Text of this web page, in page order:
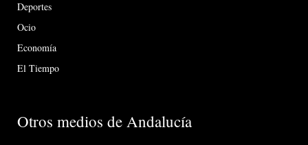
Deportes
Ocio
Economía
El Tiempo
Otros medios de Andalucía